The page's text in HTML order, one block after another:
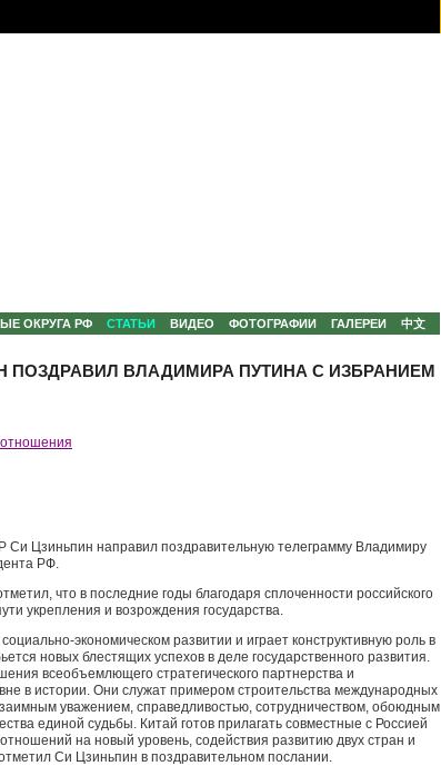
ОКРУГА РФ СТАТЬИ ВИДЕО ФОТОГРАФИИ ГАЛЕРЕИ 中文
ПОЗДРАВИЛ ВЛАДИМИРА ПУТИНА С ИЗБРАНИЕМ
Си Цзиньпин направил поздравительную телеграмму Владимиру
РФ.
что в последние годы благодаря сплоченности российского
укрепления и возрождения государства.
экономическом развитии и играет конструктивную роль в
новых блестящих успехов в деле государственного развития.
всеобъемлющего стратегического партнерства и
в истории. Они служат примером строительства международных
уважением, справедливостью, сотрудничеством, обоюдным
единой судьбы. Китай готов прилагать совместные с Россией
на новый уровень, содействия развитию двух стран и
Си Цзиньпин в поздравительном послании.